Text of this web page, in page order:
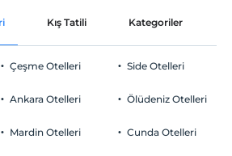
Kış Tatili Kategoriler
Çeşme Otelleri
Ankara Otelleri
Mardin Otelleri
Side Otelleri
Ölüdeniz Otelleri
Cunda Otelleri